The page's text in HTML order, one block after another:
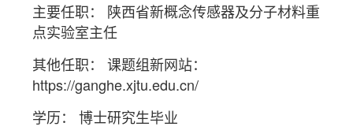
主要任职： 陕西省新概念传感器及分子材料重
点实验室主任
其他任职： 课题组新网站：
https://ganghe.xjtu.edu.cn/
学历： 博士研究生毕业